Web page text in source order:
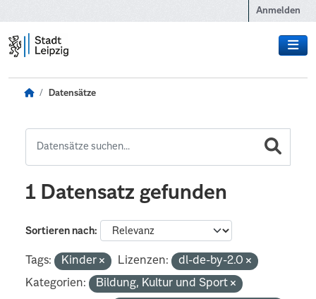
Anmelden
Datensätze
1 Datensatz gefunden
Sortieren nach
Tags: Kinder Lizenzen:
dl-de-by-2.0
Kategorien:
Bildung, Kultur und Sport